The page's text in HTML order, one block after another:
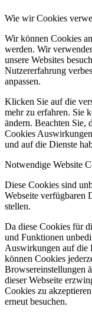
Wie wir Cookies
Wir können Cookies
werden. Wir
unsere Websites
Nutzererfahrung
anpassen.
Klicken Sie auf die
mehr zu erfahren. Sie
ändern. Beachten Sie,
Cookies
und auf die Dienste
Notwendige Website
Diese Cookies sind
Webseite verfügbaren
stellen.
Da diese Cookies für
und Funktionen
Auswirkungen auf die
können Cookies
Browsereinstellungen
dieser Webseite
Cookies zu
erneut besuchen.